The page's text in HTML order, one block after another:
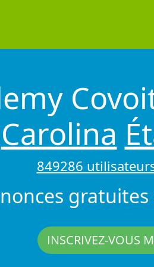
Carolina
849286
INSCRIVEZ-VOUS